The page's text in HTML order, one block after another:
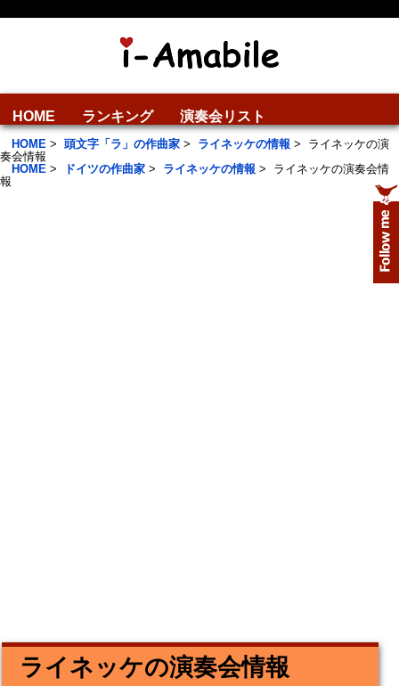
HOME ランキング 演奏会リスト
HOME > 頭文字「ラ」の作曲家 > ライネッケの情報 > ライネッケの演
奏会情報
HOME > ドイツの作曲家 > ライネッケの情報 > ライネッケの演奏会情
報
ライネッケの演奏会情報